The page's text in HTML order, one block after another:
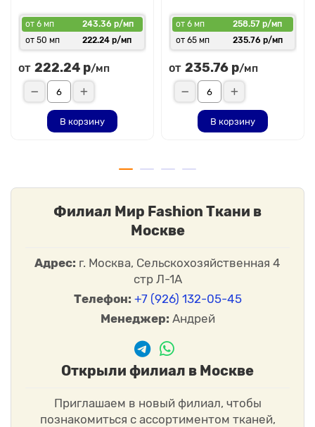
от 6 мп
243.36 р/мп
от 50 мп
222.24 р/мп
от 222.24 р/мп
В корзину
от 6 мп
258.57 р/мп
от 65 мп
235.76 р/мп
от 235.76 р/мп
В корзину
Филиал Мир Fashion Ткани в
Москве
Адрес: г. Москва, Сельскохозяйственная 4
стр Л-1А
Телефон: +7 (926) 132-05-45
Менеджер: Андрей
Открыли филиал в Москве
Приглашаем в новый филиал, чтобы
познакомиться с ассортиментом тканей,